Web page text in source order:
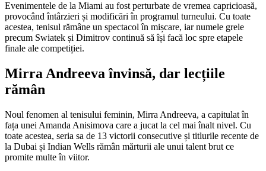
Evenimentele de la Miami au fost perturbate de vremea capricioasă,
provocând întârzieri și modificări în programul turneului. Cu toate
acestea, tenisul rămâne un spectacol în mișcare, iar numele grele
precum Swiatek și Dimitrov continuă să își facă loc spre etapele
finale ale competiției.
Mirra Andreeva învinsă, dar lecțiile
rămân
Noul fenomen al tenisului feminin, Mirra Andreeva, a capitulat în
fața unei Amanda Anisimova care a jucat la cel mai înalt nivel. Cu
toate acestea, seria sa de 13 victorii consecutive și titlurile recente de
la Dubai și Indian Wells rămân mărturii ale unui talent brut ce
promite multe în viitor.